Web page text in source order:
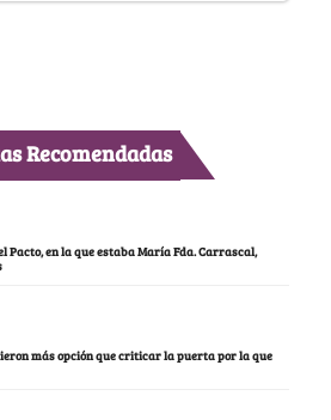
Recomendadas
Pacto, en la que estaba María Fda. Carrascal,
más opción que criticar la puerta por la que